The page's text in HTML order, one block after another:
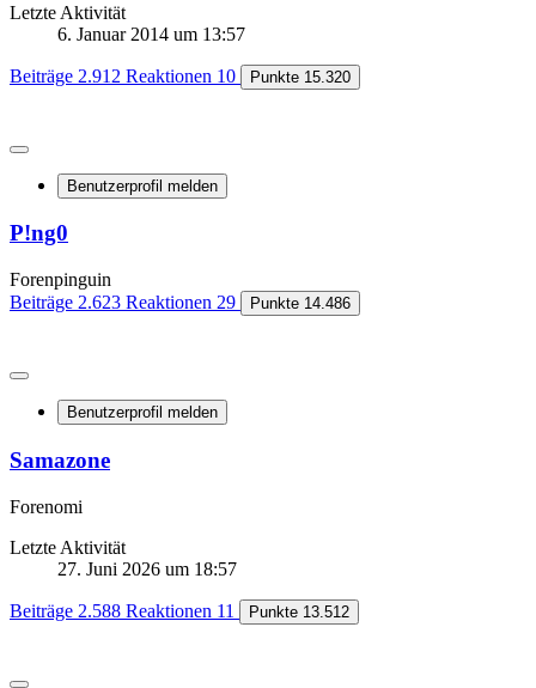
Letzte Aktivität
6. Januar 2014 um 13:57
Beiträge 2.912 Reaktionen 10 Punkte 15.320
Benutzerprofil melden
P!ng0
Forenpinguin
Beiträge 2.623 Reaktionen 29 Punkte 14.486
Benutzerprofil melden
Samazone
Forenomi
Letzte Aktivität
27. Juni 2026 um 18:57
Beiträge 2.588 Reaktionen 11 Punkte 13.512